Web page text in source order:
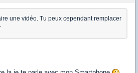
une vidéo. Tu peux cependant remplacer